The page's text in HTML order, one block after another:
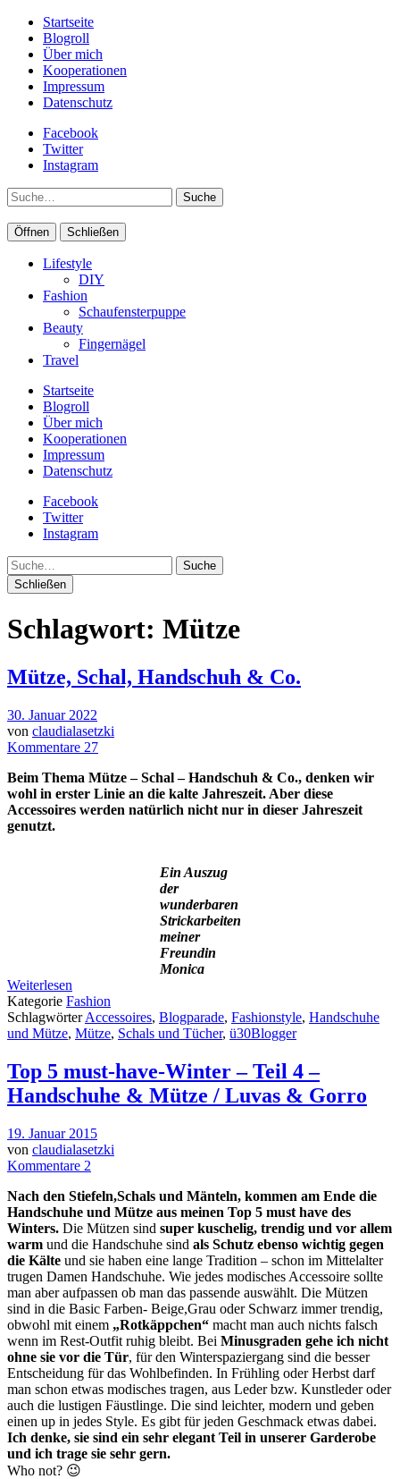
Startseite
Blogroll
Über mich
Kooperationen
Impressum
Datenschutz
Facebook
Twitter
Instagram
Suche
Öffnen Schließen
Lifestyle
DIY
Fashion
Schaufensterpuppe
Beauty
Fingernägel
Travel
Startseite
Blogroll
Über mich
Kooperationen
Impressum
Datenschutz
Facebook
Twitter
Instagram
Suche
Schließen
Schlagwort: Mütze
Mütze, Schal, Handschuh & Co.
30. Januar 2022
von claudialasetzki
Kommentare 27
Beim Thema Mütze – Schal – Handschuh & Co., denken wir
wohl in erster Linie an die kalte Jahreszeit. Aber diese
Accessoires werden natürlich nicht nur in dieser Jahreszeit
genutzt.
Ein Auszug
der
wunderbaren
Strickarbeiten
meiner
Freundin
Monica
Weiterlesen
Kategorie Fashion
SchlagwörterAccessoires, Blogparade, Fashionstyle, Handschuhe
und Mütze, Mütze, Schals und Tücher, ü30Blogger
Top 5 must-have-Winter – Teil 4 –
Handschuhe & Mütze / Luvas & Gorro
19. Januar 2015
von claudialasetzki
Kommentare 2
Nach den Stiefeln,Schals und Mänteln, kommen am Ende die
Handschuhe und Mütze aus meinen Top 5 must have des
Winters. Die Mützen sind super kuschelig, trendig und vor allem
warm und die Handschuhe sind als Schutz ebenso wichtig gegen
die Kälte und sie haben eine lange Tradition – schon im Mittelalter
trugen Damen Handschuhe. Wie jedes modisches Accessoire sollte
man aber aufpassen ob man das passende auswählt. Die Mützen
sind in die Basic Farben- Beige,Grau oder Schwarz immer trendig,
obwohl mit einem „Rotkäppchen“ macht man auch nichts falsch
wenn im Rest-Outfit ruhig bleibt. Bei Minusgraden gehe ich nicht
ohne sie vor die Tür, für den Winterspaziergang sind die besser
Entscheidung für das Wohlbefinden. In Frühling oder Herbst darf
man schon etwas modisches tragen, aus Leder bzw. Kunstleder oder
auch die lustigen Fäustlinge. Die sind leichter, modern und geben
einen up in jedes Style. Es gibt für jeden Geschmack etwas dabei.
Ich denke, sie sind ein sehr elegant Teil in unserer Garderobe
und ich trage sie sehr gern.
Who not? 😉